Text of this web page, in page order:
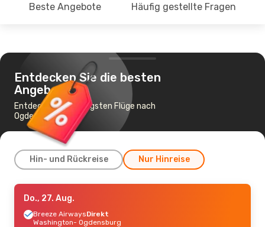
Beste Angebote Häufig gestellte Fragen
Entdecken Sie die besten
Angebote
Entdecke die günstigsten Flüge nach
Ogdensburg
Hin- und Rückreise Nur Hinreise
Mo., 24. Aug.
Breeze AirwaysDirekt
Washington- Ogdensburg
Do., 27. Aug.
Breeze AirwaysDirekt
Washington- Ogdensburg